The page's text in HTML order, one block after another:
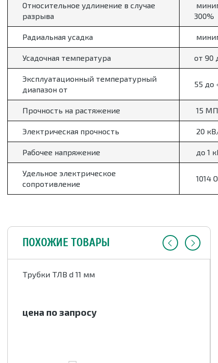
Относительное удлинение в случае
разрыва
300%
Радиальная усадка
Усадочная температура от 90
Эксплуатационный температурный
диапазон от
55 до
Прочность на растяжение 15
Электрическая прочность 20
Рабочее напряжение до 1
Удельное электрическое
сопротивление
1014
ПОХОЖИЕ ТОВАРЫ
Трубки ТЛВ d 11 мм
цена по запросу